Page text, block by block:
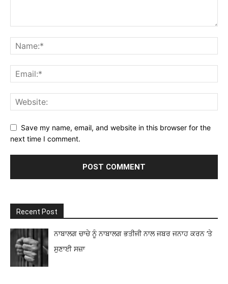
Save my name, email, and website in this browser for the
next time I comment.
Recent Post
ਨਾਬਾਲਗ ਚਾਚੇ ਨੂੰ ਨਾਬਾਲਗ ਭਤੀਜੀ ਨਾਲ ਜਬਰ ਜਨਾਹ ਕਰਨ ‘ਤੇ
ਸੁਣਾਈ ਸਜ਼ਾ